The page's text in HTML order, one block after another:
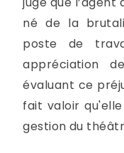
né de la
poste de
appréciation
évaluant ce
fait valoir
gestion du